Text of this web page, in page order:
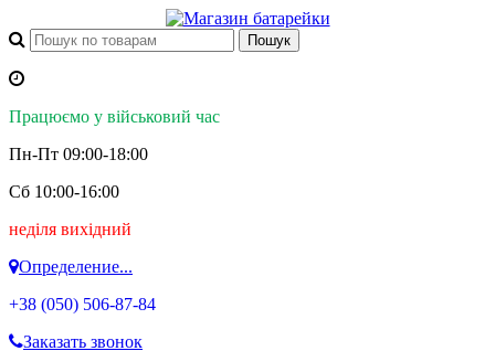
Працюємо у військовий час
Пн-Пт 09:00-18:00
Сб 10:00-16:00
неділя вихідний
Определение...
+38 (050) 506-87-84
Заказать звонок